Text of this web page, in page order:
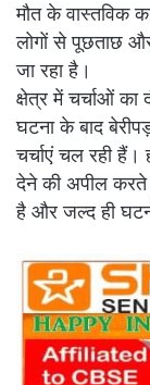
मौत के वास्तविक
लोगों से पूछताछ
जा रहा है।
क्षेत्र में चर्चाओं का
घटना के बाद
चर्चाएं चल रही हैं।
देने की अपील करते
है और जल्द ही